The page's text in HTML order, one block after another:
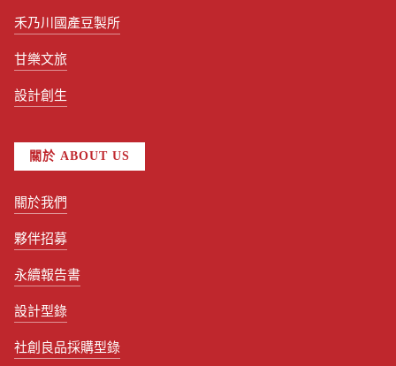
禾乃川國產豆製所
甘樂文旅
設計創生
關於 ABOUT US
關於我們
夥伴招募
永續報告書
設計型錄
社創良品採購型錄